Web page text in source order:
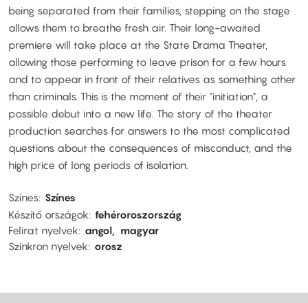
being separated from their families, stepping on the stage
allows them to breathe fresh air. Their long-awaited
premiere will take place at the State Drama Theater,
allowing those performing to leave prison for a few hours
and to appear in front of their relatives as something other
than criminals. This is the moment of their "initiation", a
possible debut into a new life. The story of the theater
production searches for answers to the most complicated
questions about the consequences of misconduct, and the
high price of long periods of isolation.
Színes Színes
Készítő országok fehéroroszország
Felirat nyelvek
angol
magyar
Szinkron nyelvek
orosz